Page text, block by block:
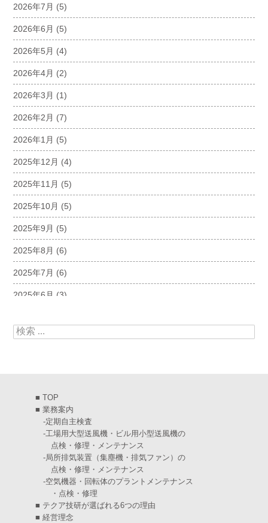
2026年7月 (5)
2026年6月 (5)
2026年5月 (4)
2026年4月 (2)
2026年3月 (1)
2026年2月 (7)
2026年1月 (5)
2025年12月 (4)
2025年11月 (5)
2025年10月 (5)
2025年9月 (5)
2025年8月 (6)
2025年7月 (6)
2025年6月 (3)
2025年4月(5)
2025年1月(7)
2024年12月(4)
2024年11月(6)
2024年10月(5)
2024年9月(4)
2024年8月(5)
検索:
■ TOP
■ 業務案内
-定期自主検査
-工場用大型送風機・ビル用小型送風機の
点検・修理・メンテナンス
-局所排気装置（集塵機・排気ファン）の
点検・修理・メンテナンス
-空気機器・回転体のプラントメンテナンス
・点検・修理
■ テクア技研が選ばれる6つの理由
■ 経営理念